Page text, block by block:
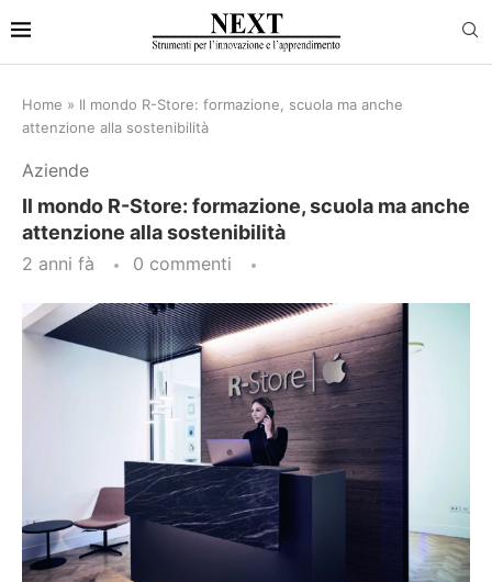
Home » Il mondo R-Store: formazione, scuola ma anche
attenzione alla sostenibilità
Aziende
Il mondo R-Store: formazione, scuola ma anche
attenzione alla sostenibilità
2 anni fà 0 commenti